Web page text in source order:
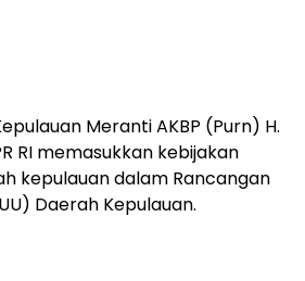
Meranti AKBP (Purn) H.
RI memasukkan kebijakan
kepulauan dalam Rancangan
Daerah Kepulauan.